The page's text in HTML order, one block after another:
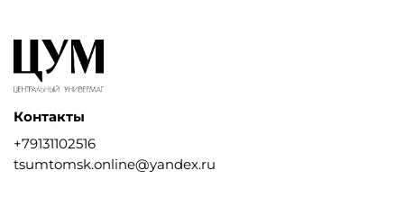
Контакты
+79131102516
tsumtomsk.online@yandex.ru